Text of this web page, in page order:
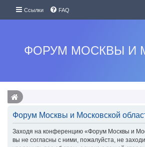
Ссылки FAQ
ФОРУМ МОСКВЫ И
Форум Москвы и Московской
Заходя на конференцию «Форум Москвы и
вы не согласны с ними, пожалуйста, не